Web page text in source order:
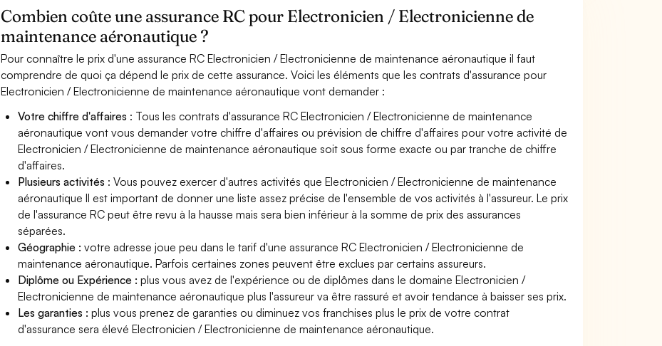
Combien coûte une assurance RC pour Electronicien / Electronicienne de
maintenance aéronautique ?
Pour connaître le prix d'une assurance RC Electronicien / Electronicienne de maintenance aéronautique il faut
comprendre de quoi ça dépend le prix de cette assurance. Voici les éléments que les contrats d'assurance pour
Electronicien / Electronicienne de maintenance aéronautique vont demander :
Votre chiffre d'affaires : Tous les contrats d'assurance RC Electronicien / Electronicienne de maintenance
aéronautique vont vous demander votre chiffre d'affaires ou prévision de chiffre d'affaires pour votre activité de
Electronicien / Electronicienne de maintenance aéronautique soit sous forme exacte ou par tranche de chiffre
d'affaires.
Plusieurs activités : Vous pouvez exercer d'autres activités que Electronicien / Electronicienne de maintenance
aéronautique Il est important de donner une liste assez précise de l'ensemble de vos activités à l'assureur. Le prix
de l'assurance RC peut être revu à la hausse mais sera bien inférieur à la somme de prix des assurances
séparées.
Géographie :votre adresse joue peu dans le tarif d'une assurance RC Electronicien / Electronicienne de
maintenance aéronautique. Parfois certaines zones peuvent être exclues par certains assureurs.
Diplôme ou Expérience :plus vous avez de l'expérience ou de diplômes dans le domaine Electronicien /
Electronicienne de maintenance aéronautique plus l'assureur va être rassuré et avoir tendance à baisser ses prix.
Les garanties :plus vous prenez de garanties ou diminuez vos franchises plus le prix de votre contrat
d'assurance sera élevé Electronicien / Electronicienne de maintenance aéronautique.